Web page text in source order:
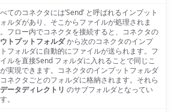
てのコネクタには’Send’ と呼ばれるインプット
ルダがあり、そこからファイルが処理されま
フロー内でコネクタを接続すると、コネクタの
トプットフォルダから次のコネクタのインプ
フォルダに自動的にファイルが送られます。フ
イルを直接Send フォルダに入れることで同じこ
実現できます。コネクタのインプットフォルダ
ネクタごとのフォルダに格納されます。それら
データディレクトリ のサブフォルダとなってい
。